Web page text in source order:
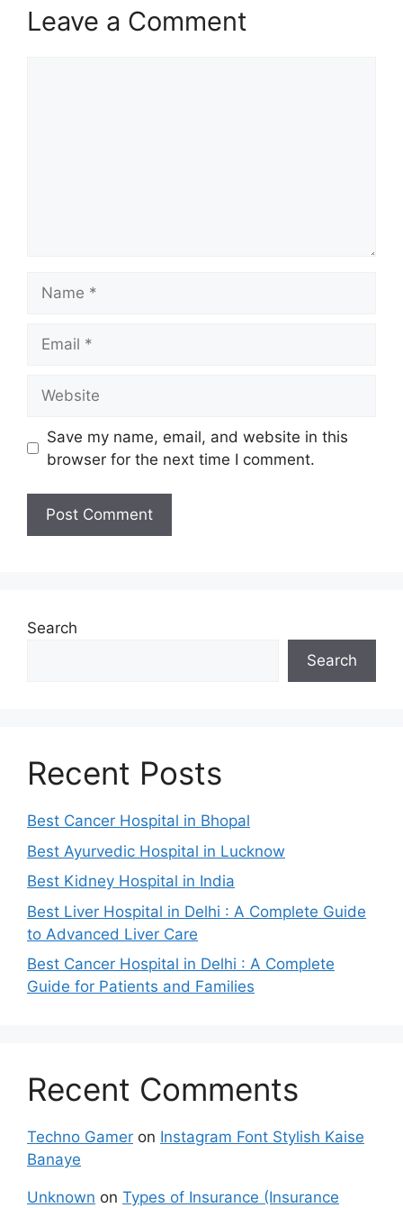
Leave a Comment
Save my name, email, and website in this
browser for the next time I comment.
Search
Search
Recent Posts
Best Cancer Hospital in Bhopal
Best Ayurvedic Hospital in Lucknow
Best Kidney Hospital in India
Best Liver Hospital in Delhi : A Complete Guide
to Advanced Liver Care
Best Cancer Hospital in Delhi : A Complete
Guide for Patients and Families
Recent Comments
Techno Gamer on Instagram Font Stylish Kaise
Banaye
Unknown on Types of Insurance (Insurance